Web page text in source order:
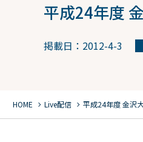
平成24年度
掲載日：2012-4-3
HOME chevron_right Live配信 chevron_right 平成24年度 金沢